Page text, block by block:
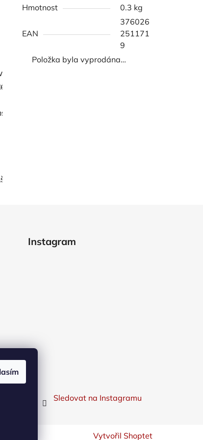
druhu, složení substrátu...
a chutné sklizně. Vše je integrováno do Lingot®,
žádné pesticidy ani GMO. Lingots® lze skladovat
zeleninové zahrady spojují všechny prvky, aby vám
Hmotnost
0.3 kg
EAN
376026
251171
9
Položka byla vyprodána…
Instagram
Sledovat na Instagramu
Vytvořil Shoptet